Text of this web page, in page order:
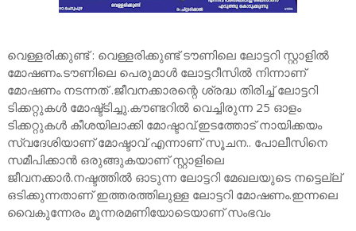
വെള്ളരിക്കുണ്ട് : വെള്ളരിക്കുണ്ട് ടൗണിലെ ലോട്ടറി സ്റ്റാളിൽ
മോഷണം.ടൗണിലെ പെരുമാൾ ലോട്ടറീസിൽ നിന്നാണ്
മോഷണം നടന്നത് .ജീവനക്കാരന്റെ ശ്രദ്ധ തിരിച്ച് ലോട്ടറി
ടിക്കറ്റുകൾ മോഷ്ട്ടിച്ചു.കൗണ്ടറിൽ വെച്ചിരുന്ന 25 ഓളം
ടിക്കറ്റുകൾ കീശയിലാക്കി മോഷ്ടാവ്.ഇടത്തോട് നായിക്കയം
സ്വദേശിയാണ് മോഷ്ടാവ് എന്നാണ് സൂചന.. പോലീസിനെ
സമീപിക്കാൻ ഒരുങ്ങുകയാണ്‌ സ്റ്റാളിലെ
ജീവനക്കാർ.നഷ്ടത്തിൽ ഓടുന്ന ലോട്ടറി മേഖലയുടെ നട്ടെല്ല്
ഒടിക്കുന്നതാണ് ഇത്തരത്തിലുള്ള ലോട്ടറി മോഷണം.ഇന്നലെ
വൈകുന്നേരം മൂന്നരമണിയോടെയാണ് സംഭവം